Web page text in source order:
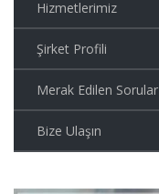
Hizmetlerimiz
Şirket Profili
Merak Edilen Sorular
Bize Ulaşın